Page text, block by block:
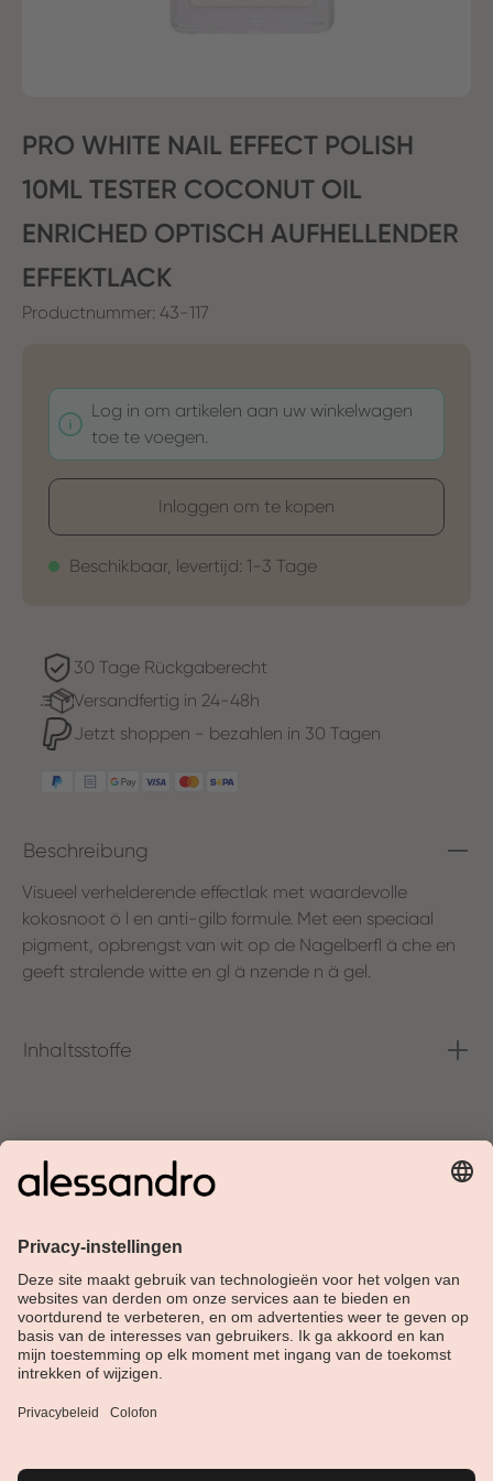
PRO WHITE NAIL EFFECT POLISH
10ML TESTER COCONUT OIL
ENRICHED OPTISCH AUFHELLENDER
EFFEKTLACK
Productnummer: 43-117
Log in om artikelen aan uw winkelwagen
toe te voegen.
Inloggen om te kopen
Beschikbaar, levertijd: 1-3 Tage
30 Tage Rückgaberecht
Versandfertig in 24-48h
Jetzt shoppen - bezahlen in 30 Tagen
Beschreibung
Visueel verhelderende effectlak met waardevolle
kokosnoot ö l en anti-gilb formule. Met een speciaal
pigment, opbrengst van wit op de Nagelberfl ä che en
geeft stralende witte en gl ä nzende n ä gel.
Inhaltsstoffe
Over Alessandro
Shop